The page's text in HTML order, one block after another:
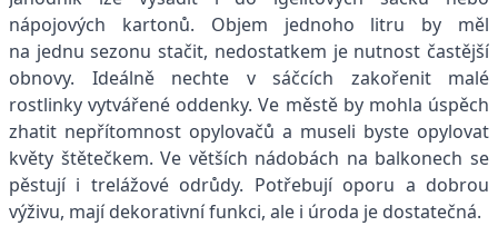
nápojových kartonů. Objem jednoho litru by měl
na jednu sezonu stačit, nedostatkem je nutnost častější
obnovy. Ideálně nechte v sáčcích zakořenit malé
rostlinky vytvářené oddenky. Ve městě by mohla úspěch
zhatit nepřítomnost opylovačů a museli byste opylovat
květy štětečkem. Ve větších nádobách na balkonech se
pěstují i trelážové odrůdy. Potřebují oporu a dobrou
výživu, mají dekorativní funkci, ale i úroda je dostatečná.